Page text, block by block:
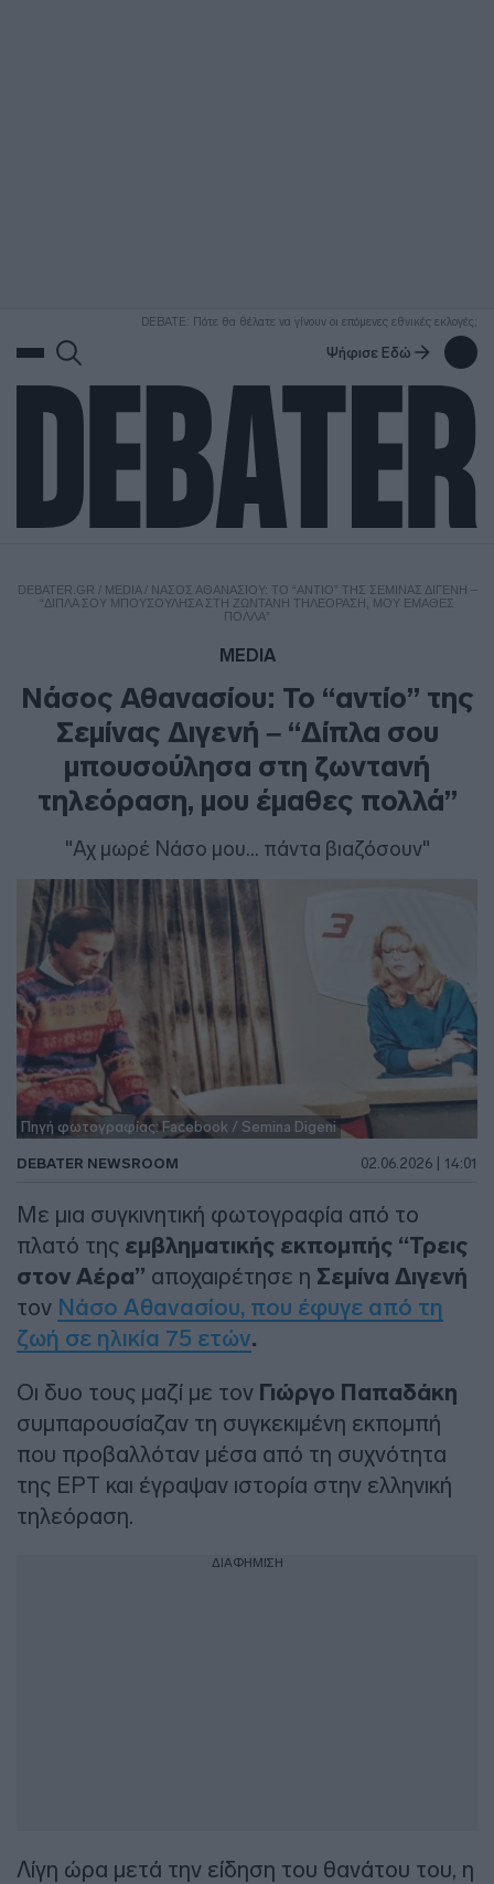
DEBATE: Πότε θα θέλατε να γίνουν οι επόμενες εθνικές εκλογές;
Ψήφισε Εδώ
DEBATER.GR / MEDIA/ ΝΆΣΟΣ ΑΘΑΝΑΣΊΟΥ: ΤΟ “ΑΝΤΊΟ” ΤΗΣ ΣΕΜΊΝΑΣ ΔΙΓΕΝΉ –
“ΔΊΠΛΑ ΣΟΥ ΜΠΟΥΣΟΎΛΗΣΑ ΣΤΗ ΖΩΝΤΑΝΉ ΤΗΛΕΌΡΑΣΗ, ΜΟΥ ΈΜΑΘΕΣ
ΠΟΛΛΆ”
MEDIA
Νάσος Αθανασίου: Το “αντίο” της
Σεμίνας Διγενή – “Δίπλα σου
μπουσούλησα στη ζωντανή
τηλεόραση, μου έμαθες πολλά”
"Αχ μωρέ Νάσο μου... πάντα βιαζόσουν"
Πηγή φωτογραφίας: Facebook / Semina Digeni
DEBATER NEWSROOM 02.06.2026 | 14:01
Με μια συγκινητική φωτογραφία από το
πλατό της εμβληματικής εκπομπής “Τρεις
στον Αέρα” αποχαιρέτησε η Σεμίνα Διγενή
τον Νάσο Αθανασίου, που έφυγε από τη
ζωή σε ηλικία 75 ετών.
Οι δυο τους μαζί με τον Γιώργο Παπαδάκη
συμπαρουσίαζαν τη συγκεκιμένη εκπομπή
που προβαλλόταν μέσα από τη συχνότητα
της ΕΡΤ και έγραψαν ιστορία στην ελληνική
τηλεόραση.
ΔΙΑΦΗΜΙΣΗ
Λίγη ώρα μετά την είδηση του θανάτου του, η